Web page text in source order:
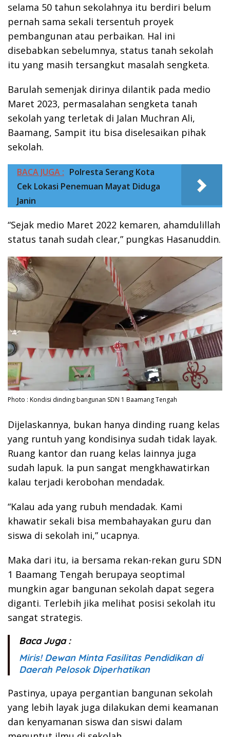
selama 50 tahun sekolahnya itu berdiri belum
pernah sama sekali tersentuh proyek
pembangunan atau perbaikan. Hal ini
disebabkan sebelumnya, status tanah sekolah
itu yang masih tersangkut masalah sengketa.
Barulah semenjak dirinya dilantik pada medio
Maret 2023, permasalahan sengketa tanah
sekolah yang terletak di Jalan Muchran Ali,
Baamang, Sampit itu bisa diselesaikan pihak
sekolah.
BACA JUGA : Polresta Serang Kota
Cek Lokasi Penemuan Mayat Diduga
Janin
“Sejak medio Maret 2022 kemaren, ahamdulillah
status tanah sudah clear,” pungkas Hasanuddin.
Photo : Kondisi dinding bangunan SDN 1 Baamang Tengah
Dijelaskannya, bukan hanya dinding ruang kelas
yang runtuh yang kondisinya sudah tidak layak.
Ruang kantor dan ruang kelas lainnya juga
sudah lapuk. Ia pun sangat mengkhawatirkan
kalau terjadi kerobohan mendadak.
“Kalau ada yang rubuh mendadak. Kami
khawatir sekali bisa membahayakan guru dan
siswa di sekolah ini,” ucapnya.
Maka dari itu, ia bersama rekan-rekan guru SDN
1 Baamang Tengah berupaya seoptimal
mungkin agar bangunan sekolah dapat segera
diganti. Terlebih jika melihat posisi sekolah itu
sangat strategis.
Baca Juga :
Miris! Dewan Minta Fasilitas Pendidikan di
Daerah Pelosok Diperhatikan
Pastinya, upaya pergantian bangunan sekolah
yang lebih layak juga dilakukan demi keamanan
dan kenyamanan siswa dan siswi dalam